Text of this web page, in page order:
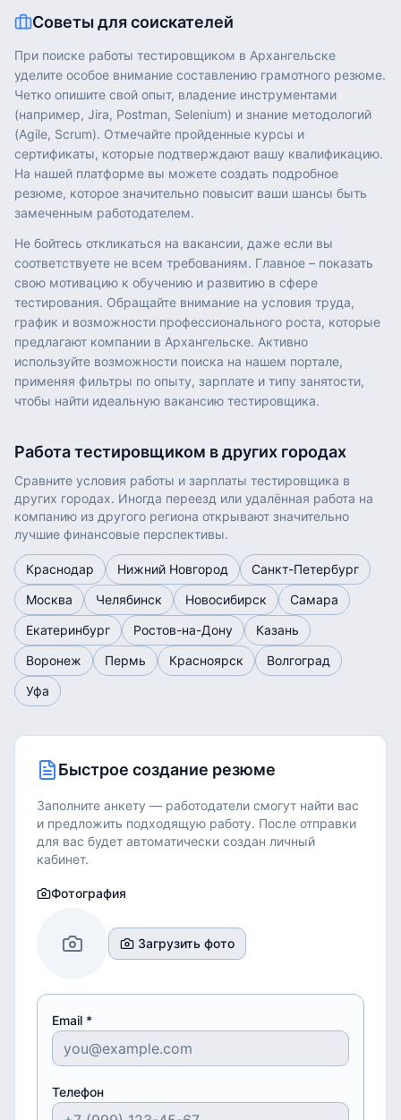
Советы для соискателей
При поиске работы тестировщиком в Архангельске
уделите особое внимание составлению грамотного резюме.
Четко опишите свой опыт, владение инструментами
(например, Jira, Postman, Selenium) и знание методологий
(Agile, Scrum). Отмечайте пройденные курсы и
сертификаты, которые подтверждают вашу квалификацию.
На нашей платформе вы можете создать подробное
резюме, которое значительно повысит ваши шансы быть
замеченным работодателем.
Не бойтесь откликаться на вакансии, даже если вы
соответствуете не всем требованиям. Главное – показать
свою мотивацию к обучению и развитию в сфере
тестирования. Обращайте внимание на условия труда,
график и возможности профессионального роста, которые
предлагают компании в Архангельске. Активно
используйте возможности поиска на нашем портале,
применяя фильтры по опыту, зарплате и типу занятости,
чтобы найти идеальную вакансию тестировщика.
Работатестировщиком в других городах
Сравните условия работы и зарплаты тестировщика в
других городах. Иногда переезд или удалённая работа на
компанию из другого региона открывают значительно
лучшие финансовые перспективы.
Краснодар Нижний Новгород
Санкт-Петербург
Москва
Челябинск Новосибирск
Самара
Екатеринбург
Ростов-на-Дону
Казань
Воронеж
Пермь Красноярск
Волгоград
Уфа
Быстрое создание резюме
Заполните анкету — работодатели смогут найти вас
и предложить подходящую работу. После отправки
для вас будет автоматически создан личный
кабинет.
Фотография
Загрузить фото
Email *
Телефон